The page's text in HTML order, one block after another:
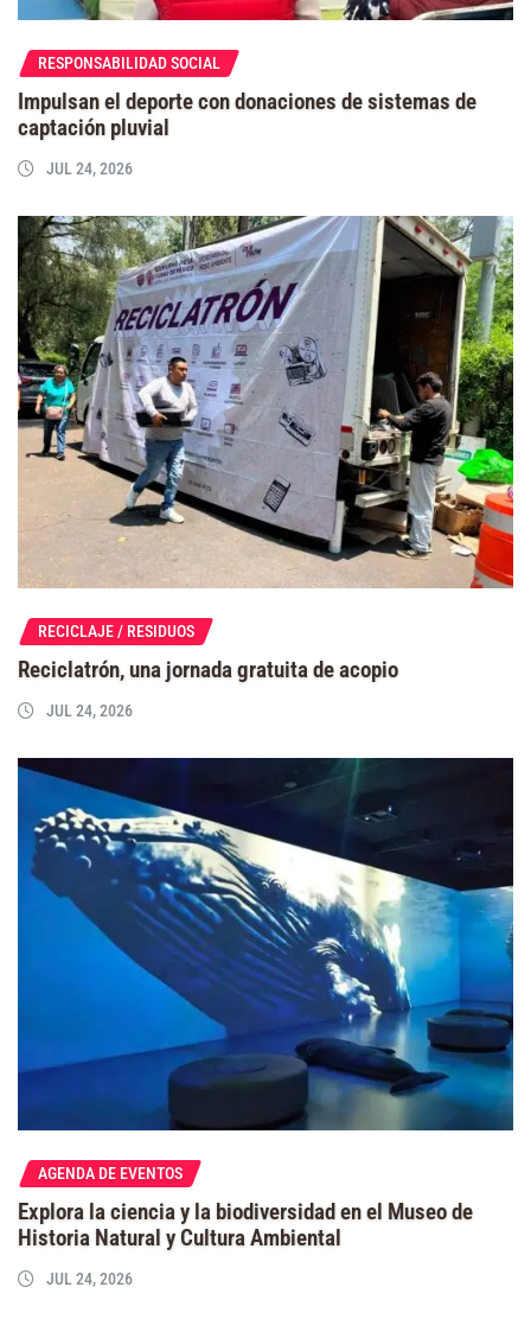
RESPONSABILIDAD SOCIAL
Impulsan el deporte con donaciones de sistemas de
captación pluvial
JUL 24, 2026
RECICLAJE / RESIDUOS
Reciclatrón, una jornada gratuita de acopio
JUL 24, 2026
AGENDA DE EVENTOS
Explora la ciencia y la biodiversidad en el Museo de
Historia Natural y Cultura Ambiental
JUL 24, 2026